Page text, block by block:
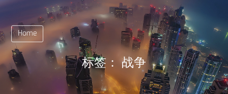
Home
标签：战争